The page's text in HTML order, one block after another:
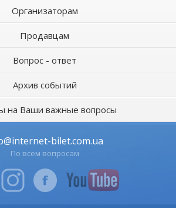
Организаторам
Продавцам
Вопрос - ответ
Архив событий
на Ваши важные вопросы
bilet.com.ua
По всем вопросам